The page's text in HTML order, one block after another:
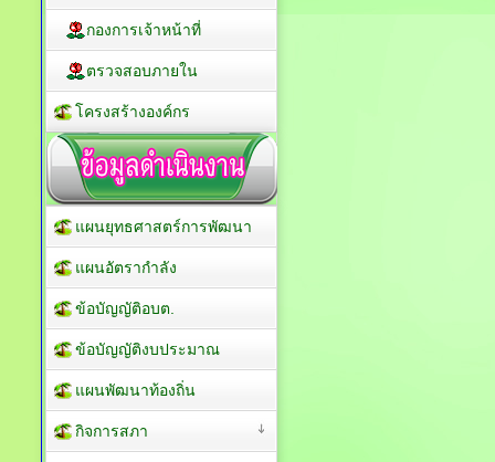
กองการเจ้าหน้าที่
ตรวจสอบภายใน
โครงสร้างองค์กร
แผนยุทธศาสตร์การพัฒนา
แผนอัตรากำลัง
ข้อบัญญัติอบต.
ข้อบัญญัติงบประมาณ
แผนพัฒนาท้องถิ่น
กิจการสภา